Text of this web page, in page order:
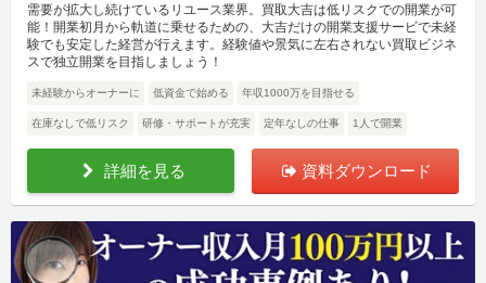
需要が拡大し続けているリユース業界。買取大吉は低リスクでの開業が可
能！開業初月から軌道に乗せるための、大吉だけの開業支援サービで未経
験でも安定した経営が行えます。経験値や景気に左右されない買取ビジネ
スで独立開業を目指しましょう！
未経験からオーナーに 低資金で始める 年収1000万を目指せる
在庫なしで低リスク 研修・サポートが充実 定年なしの仕事 1人で開業
詳細を見る 資料ダウンロード